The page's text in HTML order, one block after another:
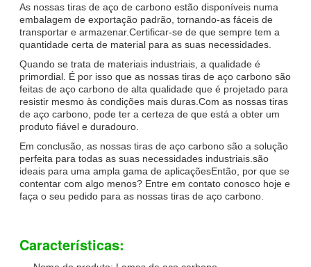
As nossas tiras de aço de carbono estão disponíveis numa
embalagem de exportação padrão, tornando-as fáceis de
transportar e armazenar.Certificar-se de que sempre tem a
quantidade certa de material para as suas necessidades.
Quando se trata de materiais industriais, a qualidade é
primordial. É por isso que as nossas tiras de aço carbono são
feitas de aço carbono de alta qualidade que é projetado para
resistir mesmo às condições mais duras.Com as nossas tiras
de aço carbono, pode ter a certeza de que está a obter um
produto fiável e duradouro.
Em conclusão, as nossas tiras de aço carbono são a solução
perfeita para todas as suas necessidades industriais.são
ideais para uma ampla gama de aplicaçõesEntão, por que se
contentar com algo menos? Entre em contato conosco hoje e
faça o seu pedido para as nossas tiras de aço carbono.
Características: